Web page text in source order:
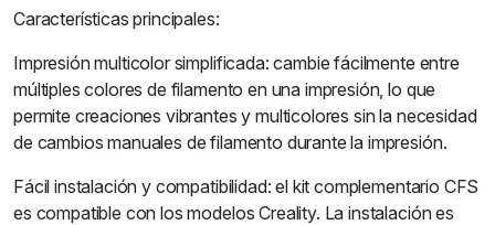
Características principales:
Impresión multicolor simplificada: cambie fácilmente entre
múltiples colores de filamento en una impresión, lo que
permite creaciones vibrantes y multicolores sin la necesidad
de cambios manuales de filamento durante la impresión.
Fácil instalación y compatibilidad: el kit complementario CFS
es compatible con los modelos Creality. La instalación es